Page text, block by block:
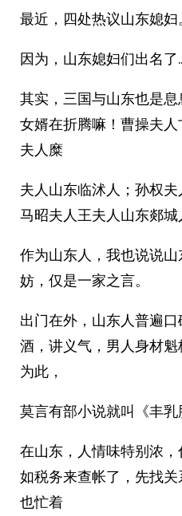
最近，四处热议山东媳妇。
因为，山东媳妇们出名了
其实，三国与山东也是
女婿在折腾嘛！曹操夫
夫人糜
夫人山东临沭人；孙权
马昭夫人王夫人山东郯城
作为山东人，我也说说
妨，仅是一家之言。
出门在外，山东人普遍
酒，讲义气，男人身材
为此，
莫言有部小说就叫《丰乳
在山东，人情味特别浓
如税务来查帐了，先找
也忙着